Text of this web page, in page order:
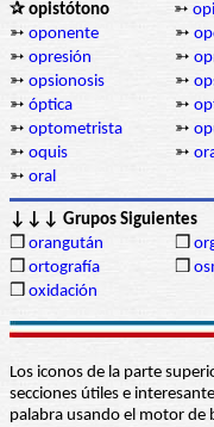
✰ opistótono
➳
➳ oponente ➳
➳ opresión ➳
➳ opsionosis ➳
➳ óptica ➳
➳ optometrista ➳
➳ oquis ➳
➳ oral
↓↓↓ Grupos Siguientes
❒ orangután ❒
❒ ortografía ❒
❒ oxidación
Los iconos de la parte
secciones útiles e
palabra usando el motor de